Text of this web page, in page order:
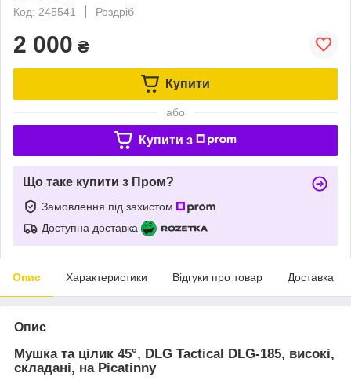
Код: 245541
Роздріб
2 000 ₴
Купити
або
Купити з
Що таке купити з Пром?
Замовлення під захистом
Доступна доставка
Опис Характеристики Відгуки про товар Доставка
Опис
Мушка та цілик 45°, DLG Tactical DLG-185, високі,
складані, на Picatinny